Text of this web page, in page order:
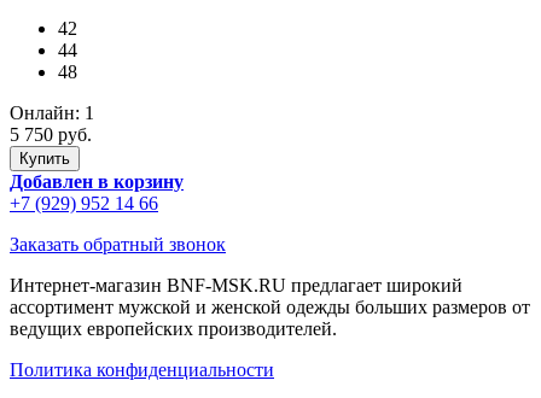
42
44
48
Онлайн: 1
5 750 руб.
Добавлен в корзину
+7 (929) 952 14 66
Заказать обратный звонок
Интернет-магазин BNF-MSK.RU предлагает широкий
ассортимент мужской и женской одежды больших размеров от
ведущих европейских производителей.
Политика конфиденциальности